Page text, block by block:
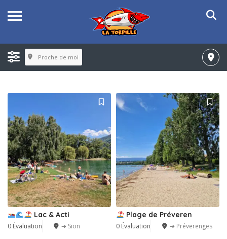
Proche de moi
Lac & Acti
0 Évaluation ➔ Sion
Plage de Préveren
0 Évaluation ➔ Préverenges